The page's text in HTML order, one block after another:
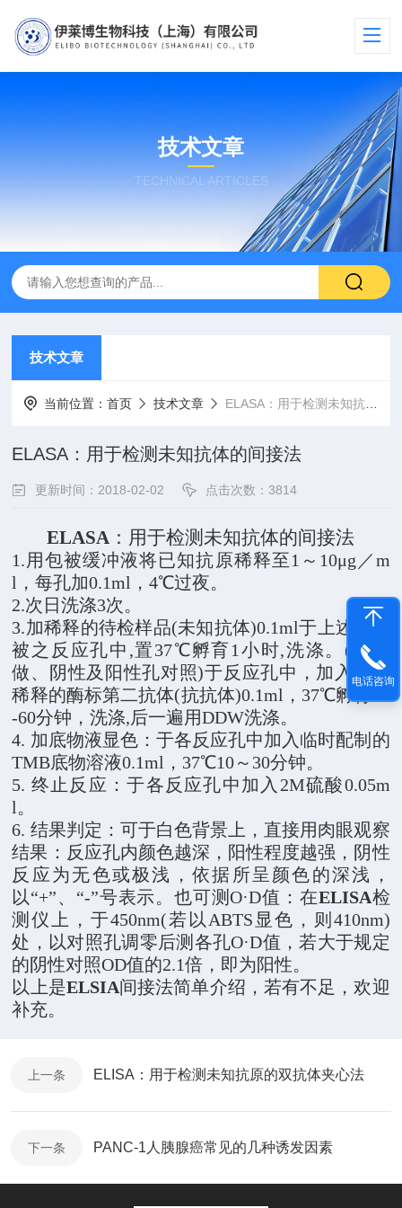
技术文章
TECHNICAL ARTICLES
技术文章
当前位置：首页 技术文章 ELASA：用于检测未知抗体的间接法
ELASA：用于检测未知抗体的间接法
更新时间：2018-02-02 点击次数：3814
ELASA ：用于检测未知抗体的间接法
1.用包被缓冲液将已知抗原稀释至1～10μg／m
l，每孔加0.1ml，4℃过夜。
2.次日洗涤3次。
3.加稀释的待检样品(未知抗体)0.1ml于上述已包
被之反应孔中,置37℃孵育1小时,洗涤。(同时
做、阴性及阳性孔对照)于反应孔中，加入新鲜
稀释的酶标第二抗体(抗抗体)0.1ml，37℃孵育30
-60分钟，洗涤,后一遍用DDW洗涤。
4. 加底物液显色：于各反应孔中加入临时配制的
TMB底物溶液0.1ml，37℃10～30分钟。
5. 终止反应：于各反应孔中加入2M硫酸0.05m
l。
6. 结果判定：可于白色背景上，直接用肉眼观察
结果：反应孔内颜色越深，阳性程度越强，阴性
反应为无色或极浅，依据所呈颜色的深浅，
以“+”、“-”号表示。也可测O·D值：在ELISA检
测仪上，于450nm(若以ABTS显色，则410nm)
处，以对照孔调零后测各孔O·D值，若大于规定
的阴性对照OD值的2.1倍，即为阳性。
以上是ELSIA间接法简单介绍，若有不足，欢迎
补充。
上一条 ELISA：用于检测未知抗原的双抗体夹心法
下一条 PANC-1人胰腺癌常见的几种诱发因素
电话咨询